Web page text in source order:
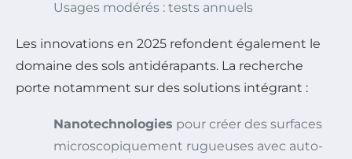
Usages modérés : tests annuels
Les innovations en 2025 refondent également le
domaine des sols antidérapants. La recherche
porte notamment sur des solutions intégrant :
Nanotechnologies pour créer des surfaces
microscopiquement rugueuses avec auto-